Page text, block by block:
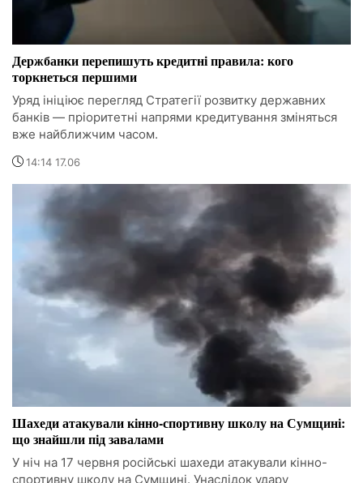
Держбанки перепишуть кредитні правила: кого
торкнеться першими
Уряд ініціює перегляд Стратегії розвитку державних
банків — пріоритетні напрями кредитування зміняться
вже найближчим часом.
14:14 17.06
Шахеди атакували кінно-спортивну школу на Сумщині:
що знайшли під завалами
У ніч на 17 червня російські шахеди атакували кінно-
спортивну школу на Сумщині. Унаслідок удару